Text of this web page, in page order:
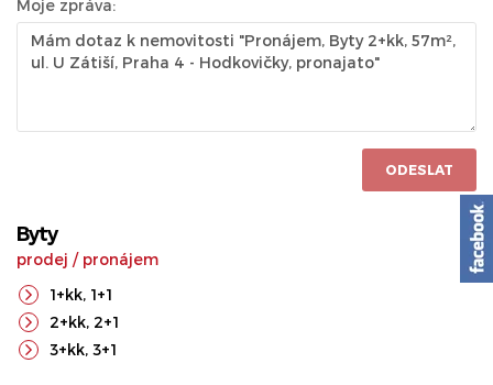
Moje zpráva:
ODESLAT
Byty
prodej / pronájem
1+kk, 1+1
2+kk, 2+1
3+kk, 3+1